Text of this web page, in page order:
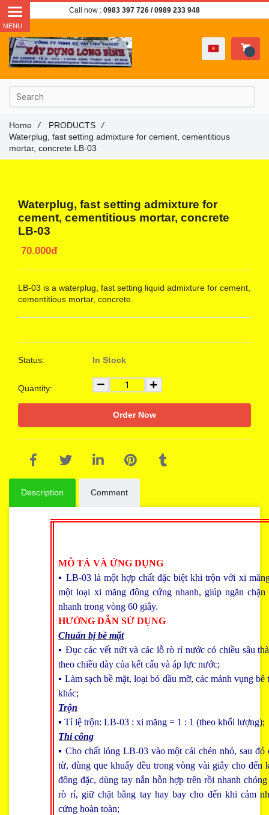
Waterplug, fast setting admixture for
cement, cementitious mortar, concrete
LB-03
70.000đ
LB-03 is a waterplug, fast setting liquid admixture for cement,
cementitious mortar, concrete.
Status: In Stock
Quantity:
Order Now
Description Comment
MÔ TẢ VÀ ỨNG DỤNG
▪ LB-03 là một hợp chất đặc biệt khi trộn với xi
một loại xi măng đông cứng nhanh, giúp ngăn
nhanh trong vòng 60 giây.
HƯỚNG DẪN SỬ DỤNG
Chuẩn bị bề mặt
▪ Đục các vết nứt và các lỗ rò rỉ nước có chiều sâu
theo chiều dày của kết cấu và áp lực nước;
▪ Làm sạch bề mặt, loại bỏ dầu mỡ, các mảnh vụng bê
khác;
Trộn
▪ Tỉ lệ trộn: LB-03 : xi măng = 1 : 1 (theo khối lượng);
Thi công
▪ Cho chất lỏng LB-03 vào một cái chén nhỏ, sau
từ, dùng que khuấy đều trong vòng vài giây cho đến
đông đặc, dùng tay nắn hỗn hợp trên rồi nhanh
rò rỉ, giữ chặt bằng tay hay bay cho đến khi cảm
cứng hoàn toàn;
Home / PRODUCTS
/
Waterplug, fast setting admixture for cement, cementitious
mortar, concrete LB-03
Call now : 0983 397 726 / 0989 233 948